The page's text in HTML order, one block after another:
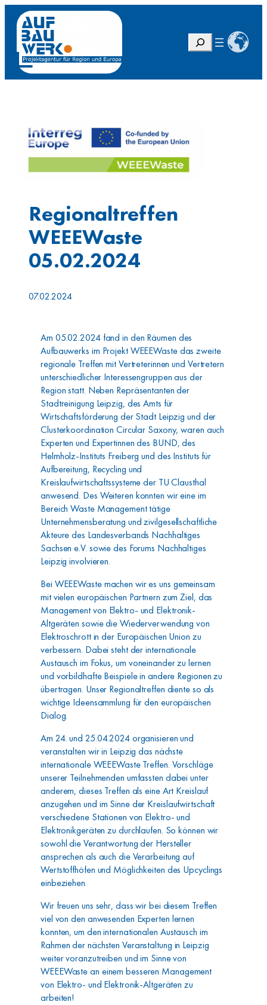
Inhalt
springen
u
h
Regionaltreffen
WEEEWaste
05.02.2024
07.02.2024
Am 05.02.2024 fand in den Räumen des
Aufbauwerks im Projekt WEEEWaste das zweite
regionale Treffen mit Vertreterinnen und Vertretern
unterschiedlicher Interessengruppen aus der
Region statt. Neben Repräsentanten der
Stadtreinigung Leipzig, des Amts für
Wirtschaftsförderung der Stadt Leipzig und der
Clusterkoordination Circular Saxony, waren auch
Experten und Expertinnen des BUND, des
Helmholz-Instituts Freiberg und des Instituts für
Aufbereitung, Recycling und
Kreislaufwirtschaftssysteme der TU Clausthal
anwesend. Des Weiteren konnten wir eine im
Bereich Waste Management tätige
Unternehmensberatung und zivilgesellschaftliche
Akteure des Landesverbands Nachhaltiges
Sachsen e.V. sowie des Forums Nachhaltiges
Leipzig involvieren.
Bei WEEEWaste machen wir es uns gemeinsam
mit vielen europäischen Partnern zum Ziel, das
Management von Elektro- und Elektronik-
Altgeräten sowie die Wiederverwendung von
Elektroschrott in der Europäischen Union zu
verbessern. Dabei steht der internationale
Austausch im Fokus, um voneinander zu lernen
und vorbildhafte Beispiele in andere Regionen zu
übertragen. Unser Regionaltreffen diente so als
wichtige Ideensammlung für den europäischen
Dialog.
Am 24. und 25.04.2024 organisieren und
veranstalten wir in Leipzig das nächste
internationale WEEEWaste Treffen. Vorschläge
unserer Teilnehmenden umfassten dabei unter
anderem, dieses Treffen als eine Art Kreislauf
anzugehen und im Sinne der Kreislaufwirtschaft
verschiedene Stationen von Elektro- und
Elektronikgeräten zu durchlaufen. So können wir
sowohl die Verantwortung der Hersteller
ansprechen als auch die Verarbeitung auf
Wertstoffhöfen und Möglichkeiten des Upcyclings
einbeziehen.
Wir freuen uns sehr, dass wir bei diesem Treffen
viel von den anwesenden Experten lernen
konnten, um den internationalen Austausch im
Rahmen der nächsten Veranstaltung in Leipzig
weiter voranzutreiben und im Sinne von
WEEEWaste an einem besseren Management
von Elektro- und Elektronik-Altgeräten zu
arbeiten!